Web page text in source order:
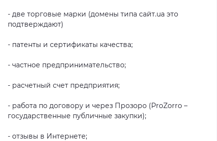
- две торговые марки (домены типа сайт.ua это
подтверждают)
- патенты и сертификаты качества;
- частное предпринимательство;
- расчетный счет предприятия;
- работа по договору и через Прозоро (ProZorro –
государственные публичные закупки);
- отзывы в Интернете;